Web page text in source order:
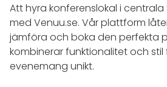
Att hyra konferenslokal i
med Venuu.se. Vår plattform
jämföra och boka den perfekta
kombinerar funktionalitet och
evenemang unikt.